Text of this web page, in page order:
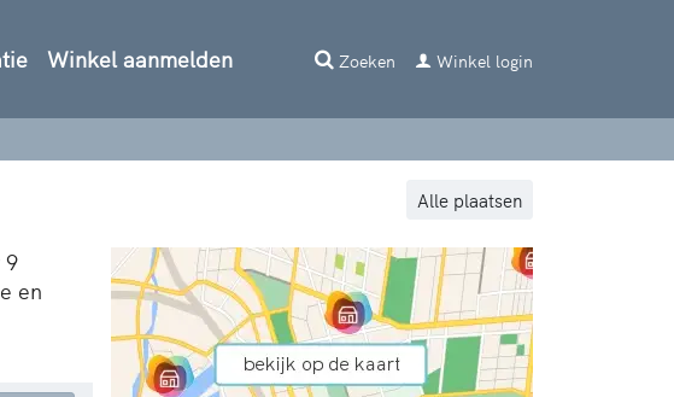
Winkel aanmelden Zoeken Winkel login
Alle plaatsen
9
en